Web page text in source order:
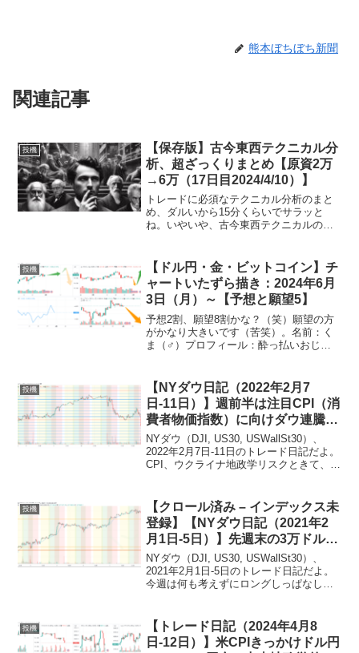
熊本ぼちぼち新聞
関連記事
投機
【保存版】古今東西テクニカル分
析、超ざっくりまとめ【原資2万
→6万（17日目2024/4/10）】
トレードに必須なテクニカル分析のまと
め、ダルいから15分くらいでサラッと
ね。いやいや、古今東西テクニカルの知
酔っ払いおじさん、広く浅く世間を語る
特技：リフティング50回名前...
投機
【ドル円・金・ビットコイン】チ
ャートいたずら描き：2024年6月
3日（月）～【予想と願望5】
予想2割、願望8割かな？（笑）願望の方
がかなり大きいです（苦笑）。名前：く
ま（♂）プロフィール：酔っ払いおじさ
ル：ゆとり世代（さとり世代）、独身、
潔癖症特技：インター...
投機
【NYダウ日記（2022年2月7
日-11日）】週前半は注目CPI（消
費者物価指数）に向けダウ連騰す
るも予想を上回る結果で金利上
昇・株安に、さらにウクライナ地
政学リスクで週の安値を更新して
NYダウ（DJI, US30, USWallSt30）、
2022年2月7日-11日のトレード日記だよ。
CPI、ウクライナ地政学リスクときて、週
ル：高齢子育て中、毎日吞まず...
投機
【クロール済み – インデックス未
登録】【NYダウ日記（2021年2
月1日-5日）】先週末の3万ドル割
れから一転、一週間上げ続けて終
わる【ゆるゆる投機的行動104】
NYダウ（DJI, US30, USWallSt30）、
2021年2月1日-5日のトレード日記だよ。
今週は何も考えずにロングしっぱなしで
て中、飲酒は週末のみ特技：奥さん...
投機
【トレード日記（2024年4月8
日-12日）】米CPIきっかけドル円